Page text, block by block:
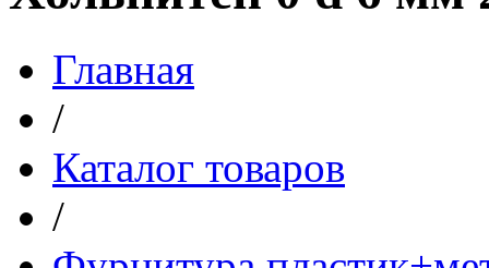
Главная
/
Каталог товаров
/